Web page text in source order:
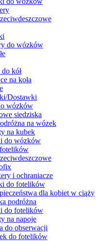
do wózków
kół
na koła
Dostawki
wózków
siedziska
na wózek
na kubek
do wózków
i ochraniacze
do fotelików
dla kobiet w ciąży
podróżna
do fotelików
na napoje
do obserwacji
do fotelików